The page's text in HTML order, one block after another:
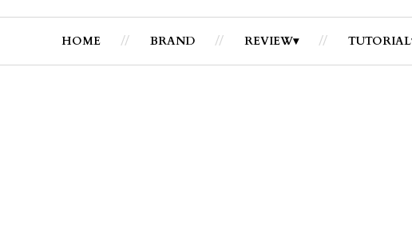
HOME BRAND REVIEW TUTORIAL